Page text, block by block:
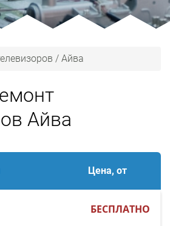
/ Айва
Айва
Цена, от
БЕСПЛАТНО